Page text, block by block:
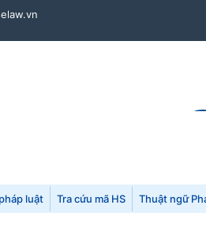
luật Tra cứu mã HS Thuật ngữ